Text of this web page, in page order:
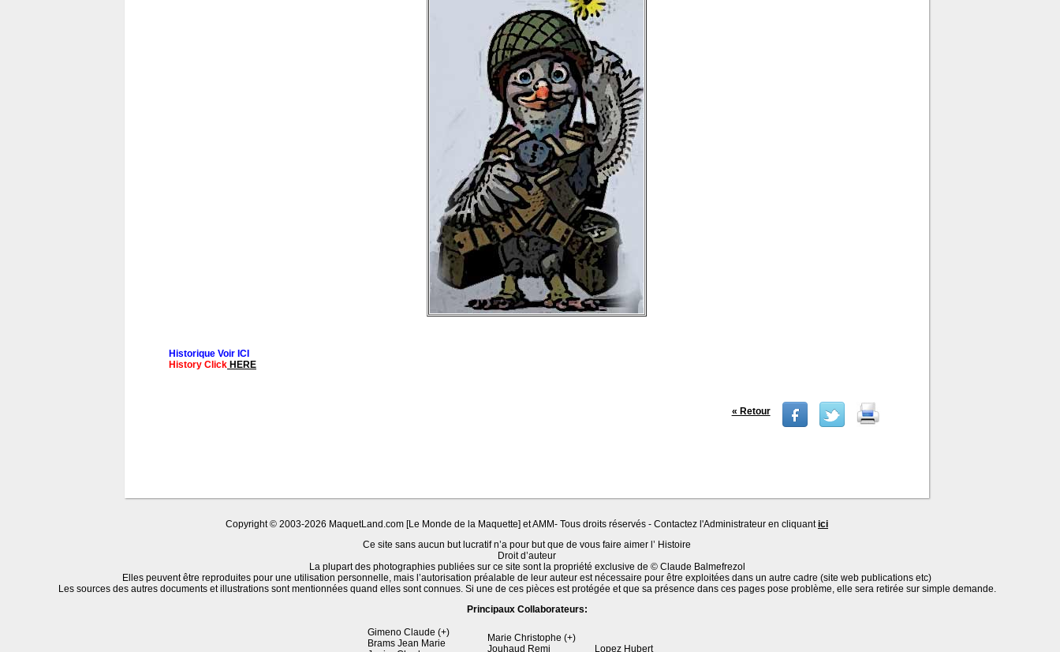
Historique Voir ICI
History Click HERE
« Retour
Copyright © 2003-2026 MaquetLand.com [Le Monde de la Maquette] et AMM- Tous droits réservés - Contactez l'Administrateur en cliquantici
Ce site sans aucun but lucratif n’a pour but que de vous faire aimer l’ Histoire
Droit d’auteur
La plupart des photographies publiées sur ce site sont la propriété exclusive de © Claude Balmefrezol
Elles peuvent être reproduites pour une utilisation personnelle, mais l’autorisation préalable de leur auteur est nécessaire pour être exploitées dans un autre cadre (site web publications etc)
Les sources des autres documents et illustrations sont mentionnées quand elles sont connues. Si une de ces pièces est protégée et que sa présence dans ces pages pose problème, elle sera retirée sur simple demande.
Principaux Collaborateurs:
Gimeno Claude (+)
Brams Jean Marie
Marie Christophe (+)
Jouhaud Remi
Lopez Hubert